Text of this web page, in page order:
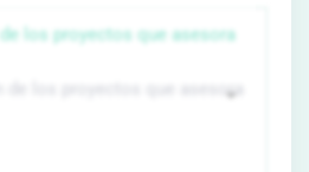
de los proyectos que asesora